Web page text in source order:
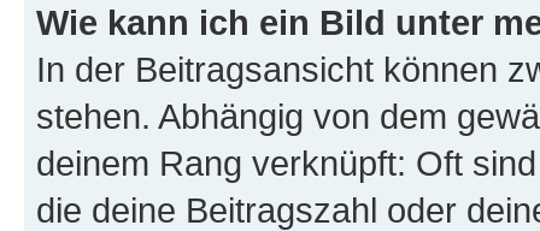
Wie kann ich ein Bild unter
In der Beitragsansicht können
stehen. Abhängig von dem
deinem Rang verknüpft: Oft
die deine Beitragszahl oder